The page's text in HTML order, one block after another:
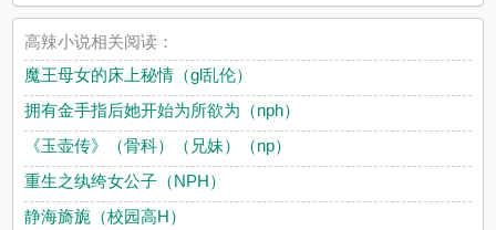
高辣小说相关阅读：
魔王母女的床上秘情（gl乱伦）
拥有金手指后她开始为所欲为（nph）
《玉壶传》（骨科）（兄妹）（np）
重生之纨绔女公子（NPH）
静海旖旎（校园高H）